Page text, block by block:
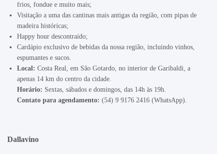
frios, fondue e muito mais;
Visitação a uma das cantinas mais antigas da região, com pipas de
madeira históricas;
Happy hour descontraído;
Cardápio exclusivo de bebidas da nossa região, incluindo vinhos,
espumantes e sucos.
Local: Costa Real, em São Gotardo, no interior de Garibaldi, a
apenas 14 km do centro da cidade.
Horário: Sextas, sábados e domingos, das 14h às 19h.
Contato para agendamento: (54) 9 9176 2416 (WhatsApp).
Dallavino